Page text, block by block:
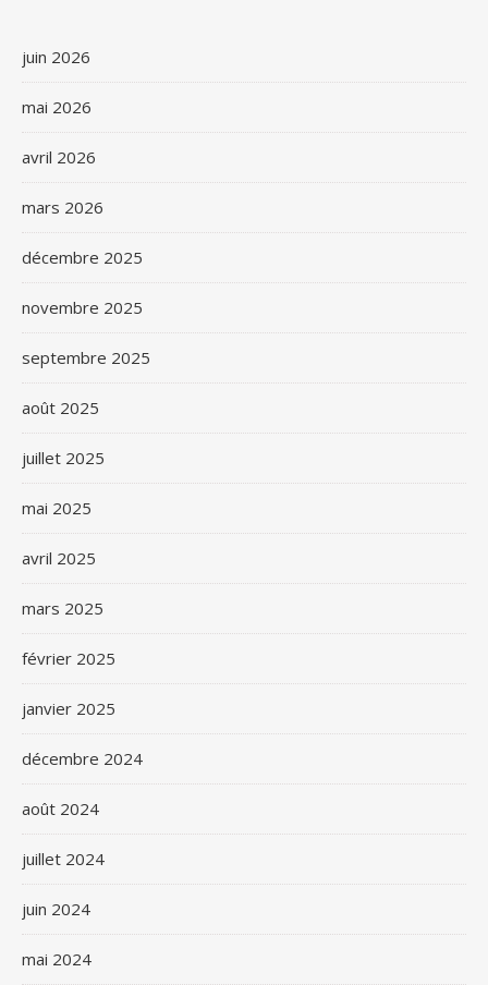
juin 2026
mai 2026
avril 2026
mars 2026
décembre 2025
novembre 2025
septembre 2025
août 2025
juillet 2025
mai 2025
avril 2025
mars 2025
février 2025
janvier 2025
décembre 2024
août 2024
juillet 2024
juin 2024
mai 2024